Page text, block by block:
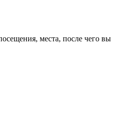
места, после чего вы